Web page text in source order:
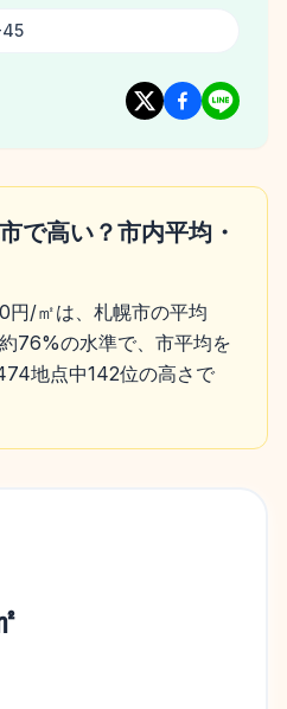
45
で高い？市内平均・
円/㎡は、札幌市の平均
76%の水準で、市平均を
地点中142位の高さで